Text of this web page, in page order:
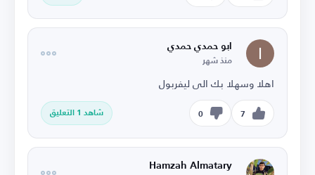
ابو حمدي حمدي
منذ شهر
اهلا وسهلا بك الى ليفربول
7
0 شاهد 1 التعليق
Hamzah Almatary